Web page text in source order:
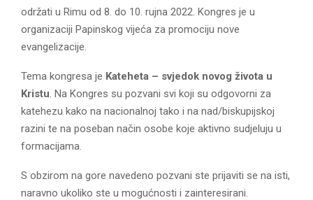
Y
E
N
U
održati u Rimu od 8. do 10. rujna 2022. Kongres je u
organizaciji Papinskog vijeća za promociju nove
evangelizacije.
Tema kongresa je Kateheta – svjedok novog života u
Kristu . Na Kongres su pozvani svi koji su odgovorni za
katehezu kako na nacionalnoj tako i na nad/biskupijskoj
razini te na poseban način osobe koje aktivno sudjeluju u
formacijama.
S obzirom na gore navedeno pozvani ste prijaviti se na isti,
naravno ukoliko ste u mogućnosti i zainteresirani.